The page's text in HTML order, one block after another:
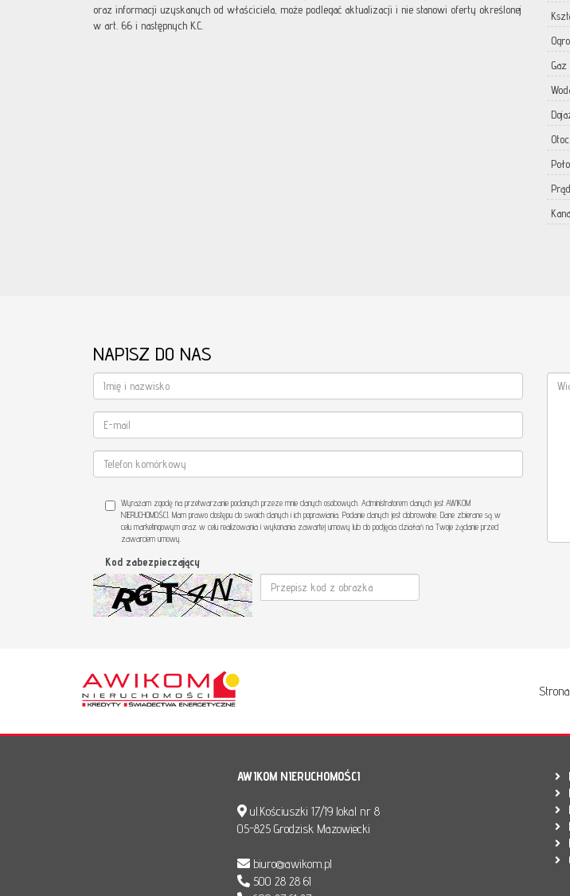
oraz informacji uzyskanych od właściciela, może podlegać aktualizacji i nie stanowi oferty określonej
w art. 66 i następnych K.C.
Gaz
Prąd
NAPISZ DO NAS
Wyrażam zgodę na przetwarzanie podanych przeze mnie danych osobowych. Administratorem danych jest AWIKOM
NIERUCHOMOŚCI. Mam prawo dostępu do swoich danych i ich poprawiania. Podanie danych jest dobrowolne. Dane zbierane są w
celu marketingowym oraz w celu realizowania i wykonania zawartej umowy lub do podjęcia działań na Twoje żądanie przed
zawarciem umowy.
Kod zabezpieczający
AWIKOM NIERUCHOMOŚCI
ul.Kościuszki 17/19 lokal nr 8
05-825 Grodzisk Mazowiecki
biuro@awikom.pl
500 28 28 61